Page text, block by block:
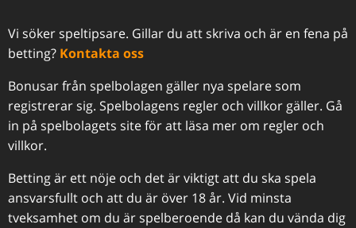
Vi söker speltipsare. Gillar du att skriva och är en fena på
betting? Kontakta oss
Bonusar från spelbolagen gäller nya spelare som
registrerar sig. Spelbolagens regler och villkor gäller. Gå
in på spelbolagets site för att läsa mer om regler och
villkor.
Betting är ett nöje och det är viktigt att du ska spela
ansvarsfullt och att du är över 18 år. Vid minsta
tveksamhet om du är spelberoende då kan du vända dig